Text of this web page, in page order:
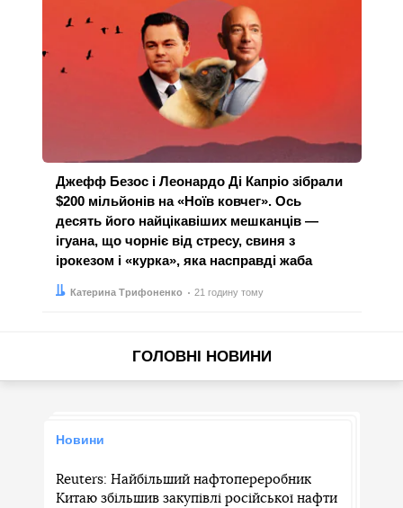
Джефф Безос і Леонардо Ді Капріо зібрали
$200 мільйонів на «Ноїв ковчег». Ось
десять його найцікавіших мешканців —
ігуана, що чорніє від стресу, свиня з
ірокезом і «курка», яка насправді жаба
Автор:
Катерина Трифоненко
Дата: 21 годину тому
ГОЛОВНІ НОВИНИ
Новини
Reuters: Найбільший нафтопереробник
Китаю збільшив закупівлі російської нафти